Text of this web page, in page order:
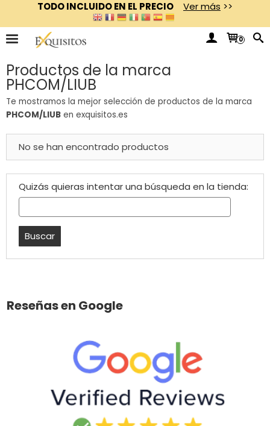
TODO INCLUIDO EN EL PRECIO Ver más >>
0
Reseñas en Google
Productos de la marca
PHCOM/LIUB
Te mostramos la mejor selección de productos de la marca
PHCOM/LIUB en exquisitos.es
No se han encontrado productos
Quizás quieras intentar una búsqueda en la tienda: